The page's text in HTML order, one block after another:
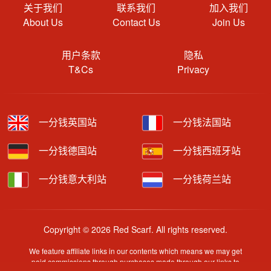
关于我们
About Us
联系我们
Contact Us
加入我们
Join Us
用户条款
T&Cs
隐私
Privacy
一分钱英国站 一分钱法国站
一分钱德国站 一分钱西班牙站
一分钱意大利站 一分钱荷兰站
Copyright © 2026 Red Scarf. All rights reserved.
We feature affiliate links in our contents which means we may get
paid commissions through purchases made through our links to